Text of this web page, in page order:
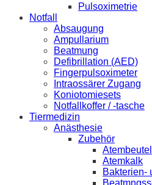
Pulsoximetrie
Notfall
Absaugung
Ampullarium
Beatmung
Defibrillation (AED)
Fingerpulsoximeter
Intraossärer Zugang
Koniotomiesets
Notfallkoffer / -tasche
Tiermedizin
Anästhesie
Zubehör
Atembeutel
Atemkalk
Bakterien-